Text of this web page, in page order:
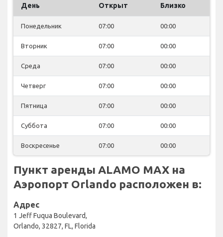
День Открыт Близко
Понедельник 07:00 00:00
Вторник 07:00 00:00
Среда 07:00 00:00
Четверг 07:00 00:00
Пятница 07:00 00:00
Суббота 07:00 00:00
Воскресенье 07:00 00:00
Пункт аренды ALAMO MAX на
Аэропорт Orlando расположен в:
Адрес
1 Jeff Fuqua Boulevard,
Orlando, 32827, FL, Florida